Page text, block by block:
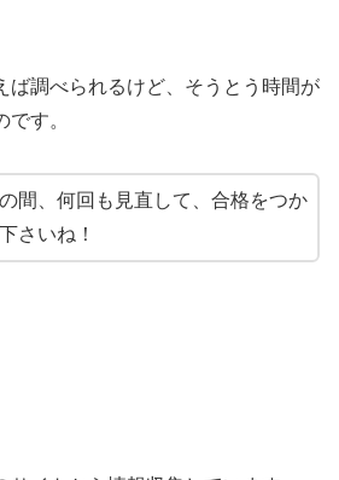
ば調べられるけど、そうとう時間が
す。
間、何回も見直して、合格をつか
さいね！